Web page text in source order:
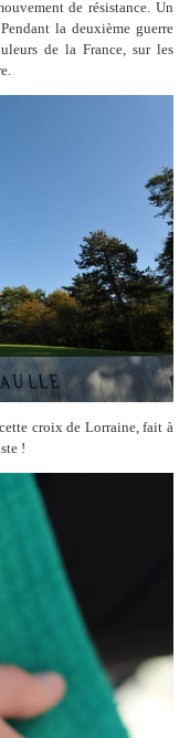
de résistance. Un
la deuxième guerre
de la France, sur les
croix de Lorraine, fait à
!